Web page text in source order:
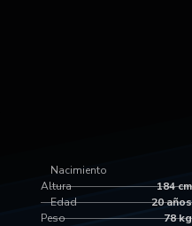
Altura 184 cm
Peso 78 kg
Nacimiento
Edad 20 años